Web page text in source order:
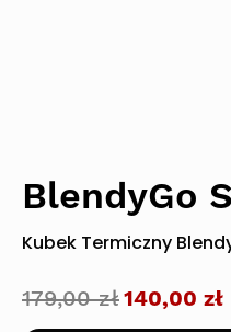
BlendyGo
Kubek Termiczny
179,00złPierwotna
140,00 zł